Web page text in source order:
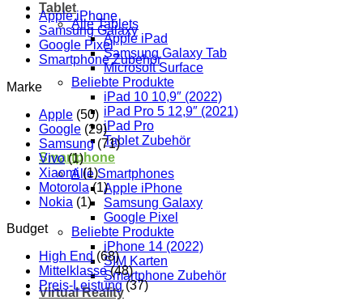
Tablet
Alle Tablets
Apple iPad
Samsung Galaxy Tab
Microsoft Surface
Beliebte Produkte
iPad 10 10,9″ (2022)
iPad Pro 5 12,9″ (2021)
iPad Pro
Tablet Zubehör
Smartphone
Alle Smartphones
Apple iPhone
Samsung Galaxy
Google Pixel
Beliebte Produkte
iPhone 14 (2022)
SIM Karten
Smartphone Zubehör
Virtual Reality
Apple iPhone
Samsung Galaxy
Google Pixel
Smartphone Zubehör
Marke
Apple (50)
Google (29)
Samsung (71)
Vivo (1)
Xiaomi (1)
Motorola (1)
Nokia (1)
Budget
High End (68)
Mittelklasse (48)
Preis-Leistung (37)